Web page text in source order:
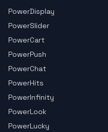
PowerDisplay
PowerSlider
PowerCart
PowerPush
PowerChat
PowerHits
PowerInfinity
PowerLook
PowerLucky